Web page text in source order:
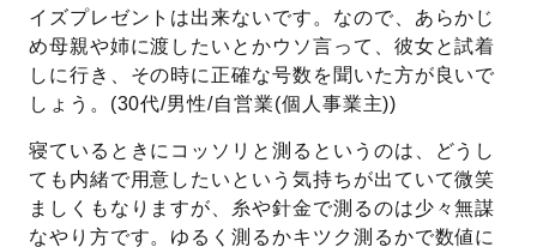
イズプレゼントは出来ないです。なので、あらかじ
め母親や姉に渡したいとかウソ言って、彼女と試着
しに行き、その時に正確な号数を聞いた方が良いで
しょう。(30代/男性/自営業(個人事業主))
寝ているときにコッソリと測るというのは、どうし
ても内緒で用意したいという気持ちが出ていて微笑
ましくもなりますが、糸や針金で測るのは少々無謀
なやり方です。ゆるく測るかキツク測るかで数値に